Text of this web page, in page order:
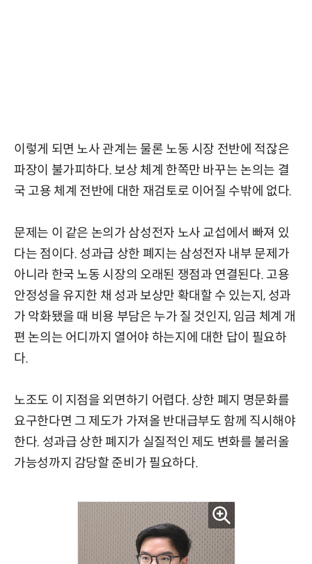
이렇게 되면 노사 관계는 물론 노동 시장 전반에 적잖은
파장이 불가피하다. 보상 체계 한쪽만 바꾸는 논의는 결
국 고용 체계 전반에 대한 재검토로 이어질 수밖에 없다.
문제는 이 같은 논의가 삼성전자 노사 교섭에서 빠져 있
다는 점이다. 성과급 상한 폐지는 삼성전자 내부 문제가
아니라 한국 노동 시장의 오래된 쟁점과 연결된다. 고용
안정성을 유지한 채 성과 보상만 확대할 수 있는지, 성과
가 악화됐을 때 비용 부담은 누가 질 것인지, 임금 체계 개
편 논의는 어디까지 열어야 하는지에 대한 답이 필요하
다.
노조도 이 지점을 외면하기 어렵다. 상한 폐지 명문화를
요구한다면 그 제도가 가져올 반대급부도 함께 직시해야
한다. 성과급 상한 폐지가 실질적인 제도 변화를 불러올
가능성까지 감당할 준비가 필요하다.